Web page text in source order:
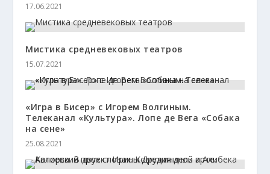
17.06.2021
Мистика средневековых театров
15.07.2021
«Игра в Бисер» с Игорем Волгиным.
Телеканал «Культура». Лопе де Вега «Собака
на сене»
25.08.2021